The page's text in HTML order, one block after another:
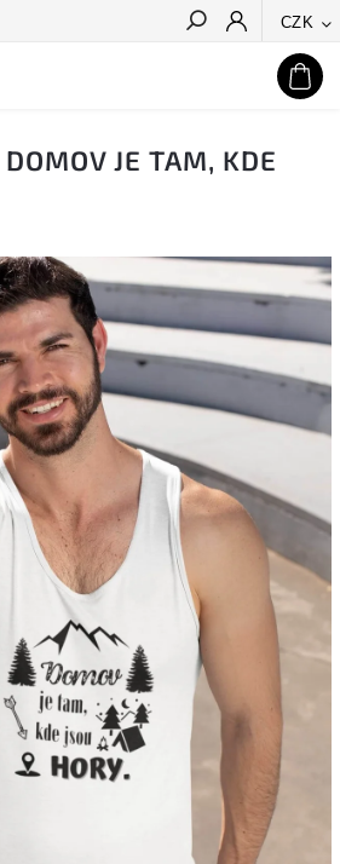
CZK
Hledat
JE TAM, KDE